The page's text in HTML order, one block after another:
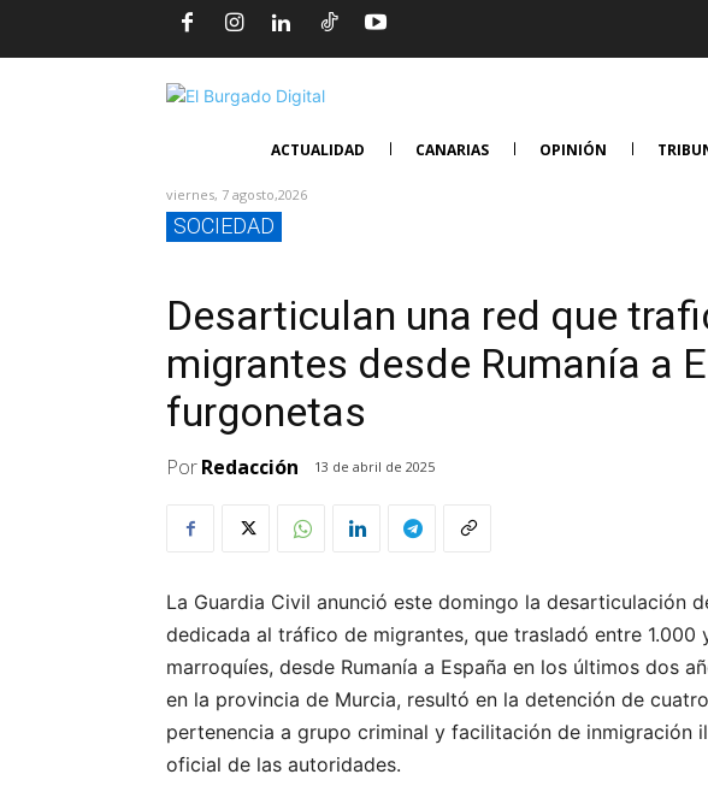
ACTUALIDAD CANARIAS OPINIÓN
viernes, 7 agosto,2026
SOCIEDAD
Desarticulan una red que
migrantes desde Rumanía a
furgonetas
PorRedacción 13 de abril de 2025
La Guardia Civil anunció este domingo la desarticulación
dedicada al tráfico de migrantes, que trasladó entre 1.000
marroquíes, desde Rumanía a España en los últimos dos
en la provincia de Murcia, resultó en la detención de
pertenencia a grupo criminal y facilitación de inmigración
oficial de las autoridades.